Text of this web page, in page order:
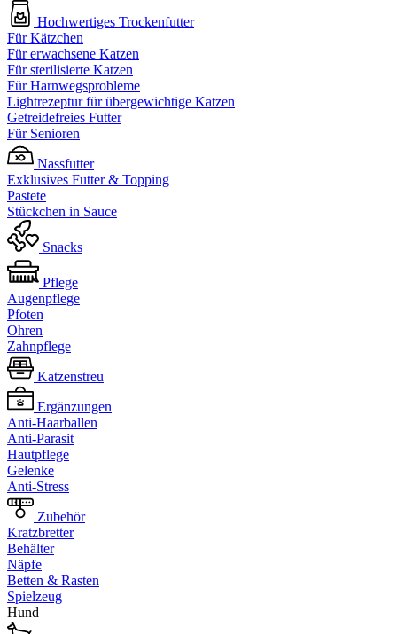
Hochwertiges Trockenfutter
Für Kätzchen
Für erwachsene Katzen
Für sterilisierte Katzen
Für Harnwegsprobleme
Lightrezeptur für übergewichtige Katzen
Getreidefreies Futter
Für Senioren
Nassfutter
Exklusives Futter & Topping
Pastete
Stückchen in Sauce
Snacks
Pflege
Augenpflege
Pfoten
Ohren
Zahnpflege
Katzenstreu
Ergänzungen
Anti-Haarballen
Anti-Parasit
Hautpflege
Gelenke
Anti-Stress
Zubehör
Kratzbretter
Behälter
Näpfe
Betten & Rasten
Spielzeug
Hund